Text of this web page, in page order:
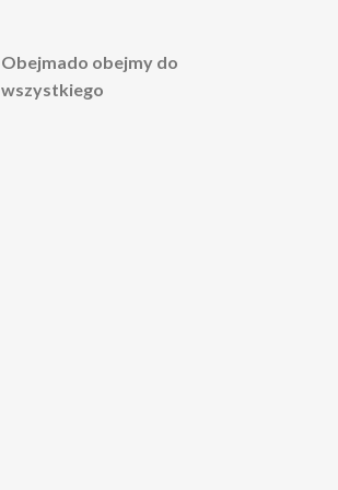
Obejmado obejmy do
wszystkiego